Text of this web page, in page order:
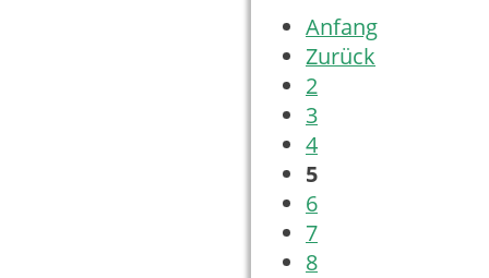
Anfang
Zurück
2
3
4
5
6
7
8